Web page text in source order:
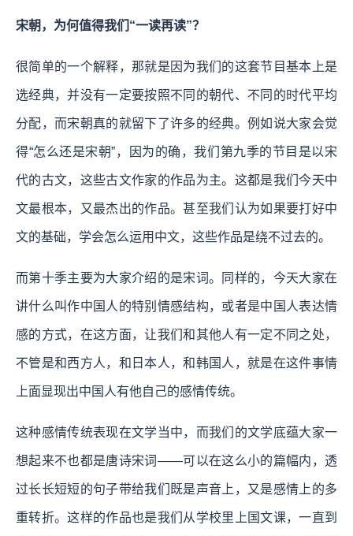
宋朝，为何值得我们“一读再读”？
很简单的一个解释，那就是因为我们的这套节目基本上是
选经典，并没有一定要按照不同的朝代、不同的时代平均
分配，而宋朝真的就留下了许多的经典。例如说大家会觉
得“怎么还是宋朝”，因为的确，我们第九季的节目是以宋
代的古文，这些古文作家的作品为主。这都是我们今天中
文最根本，又最杰出的作品。甚至我们认为如果要打好中
文的基础，学会怎么运用中文，这些作品是绕不过去的。
而第十季主要为大家介绍的是宋词。同样的，今天大家在
讲什么叫作中国人的特别情感结构，或者是中国人表达情
感的方式，在这方面，让我们和其他人有一定不同之处，
不管是和西方人，和日本人，和韩国人，就是在这件事情
上面显现出中国人有他自己的感情传统。
这种感情传统表现在文学当中，而我们的文学底蕴大家一
想起来不也都是唐诗宋词——可以在这么小的篇幅内，透
过长长短短的句子带给我们既是声音上，又是感情上的多
重转折。这样的作品也是我们从学校里上国文课，一直到